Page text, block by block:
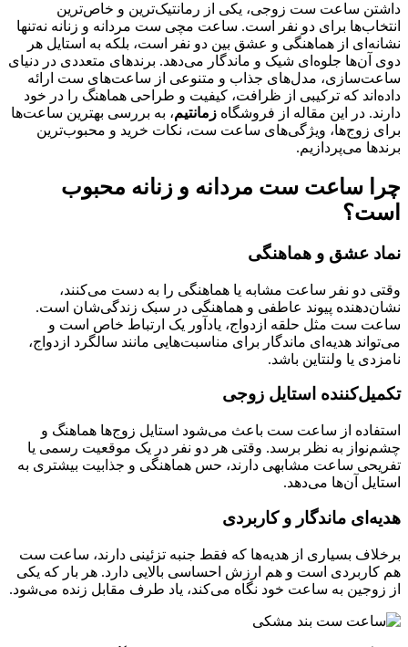
داشتن ساعت ست زوجی، یکی از رمانتیک‌ترین و خاص‌ترین
انتخاب‌ها برای دو نفر است. ساعت مچی ست مردانه و زنانه نه‌تنها
نشانه‌ای از هماهنگی و عشق بین دو نفر است، بلکه به استایل هر
دوی آن‌ها جلوه‌ای شیک و ماندگار می‌دهد. برندهای متعددی در دنیای
ساعت‌سازی، مدل‌های جذاب و متنوعی از ساعت‌های ست ارائه
داده‌اند که ترکیبی از ظرافت، کیفیت و طراحی هماهنگ را در خود
دارند. در این مقاله از فروشگاه زمانتیم، به بررسی بهترین ساعت‌ها
برای زوج‌ها، ویژگی‌های ساعت ست، نکات خرید و محبوب‌ترین
برندها می‌پردازیم.
چرا ساعت ست مردانه و زنانه محبوب
است؟
نماد عشق و هماهنگی
وقتی دو نفر ساعت مشابه یا هماهنگی را به دست می‌کنند،
نشان‌دهنده پیوند عاطفی و هماهنگی در سبک زندگی‌شان است.
ساعت ست مثل حلقه ازدواج، یادآور یک ارتباط خاص است و
می‌تواند هدیه‌ای ماندگار برای مناسبت‌هایی مانند سالگرد ازدواج،
نامزدی یا ولنتاین باشد.
تکمیل‌کننده استایل زوجی
استفاده از ساعت ست باعث می‌شود استایل زوج‌ها هماهنگ و
چشم‌نواز به نظر برسد. وقتی هر دو نفر در یک موقعیت رسمی یا
تفریحی ساعت مشابهی دارند، حس هماهنگی و جذابیت بیشتری به
استایل آن‌ها می‌دهد.
هدیه‌ای ماندگار و کاربردی
برخلاف بسیاری از هدیه‌ها که فقط جنبه تزئینی دارند، ساعت ست
هم کاربردی است و هم ارزش احساسی بالایی دارد. هر بار که یکی
از زوجین به ساعت خود نگاه می‌کند، یاد طرف مقابل زنده می‌شود.